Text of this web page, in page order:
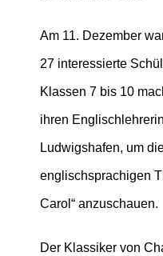
Am 11. Dezember
27 interessierte
Klassen 7 bis 10
ihren
Ludwigshafen, um
englischsprachigen
Carol“ anzuschauen.
Der Klassiker von